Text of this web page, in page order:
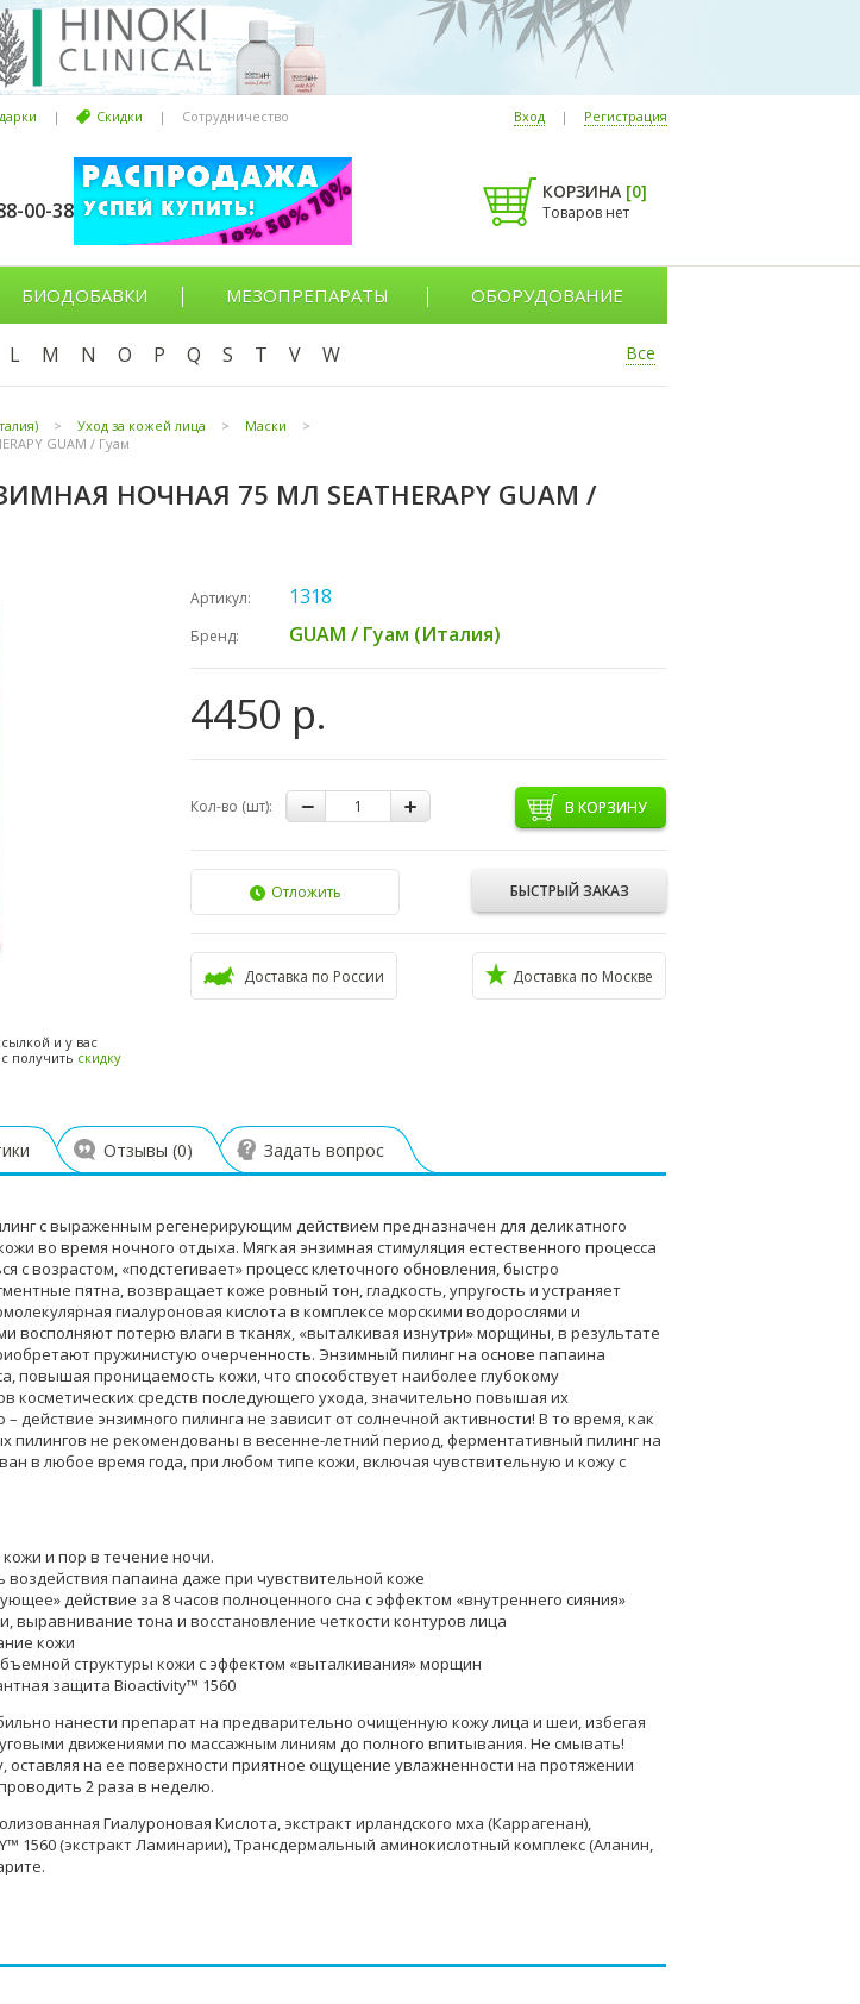
| Скидки | Сотрудничество Вход | Регистрация
00-38
КОРЗИНА [0]
Товаров нет
БИОДОБАВКИ МЕЗОПРЕПАРАТЫ ОБОРУДОВАНИЕ
L M N O P Q S T V W Все
> Уход за кожей лица > Маски
>
GUAM / Гуам
НОЧНАЯ 75 МЛ SEATHERAPY GUAM /
и у вас
получить скидку
Артикул: 1318
Бренд: GUAM / Гуам (Италия)
4450 р.
Кол-во (шт): В КОРЗИНУ
БЫСТРЫЙ ЗАКАЗ
Отложить
Доставка по России Доставка по Москве
Отзывы (0) Задать вопрос
с выраженным регенерирующим действием предназначен для деликатного
во время ночного отдыха. Мягкая энзимная стимуляция естественного процесса
с возрастом, «подстегивает» процесс клеточного обновления, быстро
пятна, возвращает коже ровный тон, гладкость, упругость и устраняет
гиалуроновая кислота в комплексе морскими водорослями и
восполняют потерю влаги в тканях, «выталкивая изнутри» морщины, в результате
пружинистую очерченность. Энзимный пилинг на основе папаина
повышая проницаемость кожи, что способствует наиболее глубокому
косметических средств последующего ухода, значительно повышая их
действие энзимного пилинга не зависит от солнечной активности! В то время, как
пилингов не рекомендованы в весенне-летний период, ферментативный пилинг на
в любое время года, при любом типе кожи, включая чувствительную и кожу с
и пор в течение ночи.
папаина даже при чувствительной коже
действие за 8 часов полноценного сна с эффектом «внутреннего сияния»
выравнивание тона и восстановление четкости контуров лица
кожи
структуры кожи с эффектом «выталкивания» морщин
защита Bioactivity™ 1560
нанести препарат на предварительно очищенную кожу лица и шеи, избегая
движениями по массажным линиям до полного впитывания. Не смывать!
оставляя на ее поверхности приятное ощущение увлажненности на протяжении
2 раза в неделю.
Гиалуроновая Кислота, экстракт ирландского мха (Каррагенан),
1560 (экстракт Ламинарии), Трансдермальный аминокислотный комплекс (Аланин,